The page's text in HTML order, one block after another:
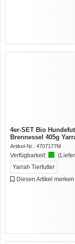
4er-SET Bio
Brennessel 405g
Artikel-Nr.: 4707177M
Verfügbarkeit:
Yarrah Tierfutter
Diesen Artikel merken